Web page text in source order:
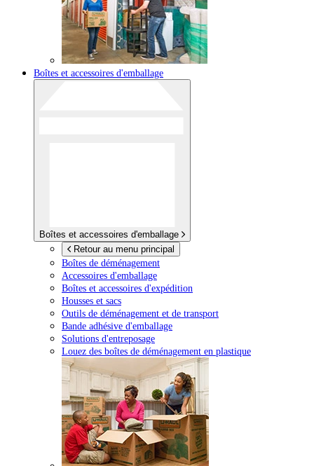
Boîtes et accessoires d'emballage
Boîtes et accessoires d'emballage
Retour au menu principal
Boîtes de déménagement
Accessoires d'emballage
Boîtes et accessoires d'expédition
Housses et sacs
Outils de déménagement et de transport
Bande adhésive d'emballage
Solutions d'entreposage
Louez des boîtes de déménagement en plastique